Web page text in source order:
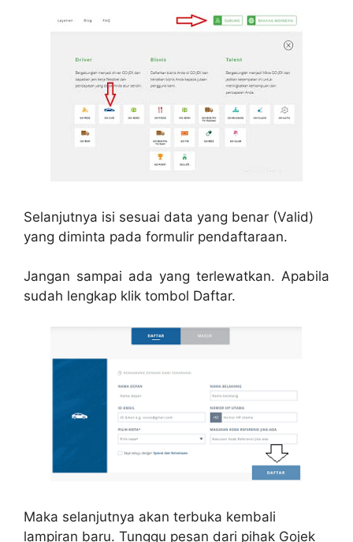
Selanjutnya isi sesuai data yang benar (Valid)
yang diminta pada formulir pendaftaraan.
Jangan sampai ada yang terlewatkan. Apabila
sudah lengkap klik tombol Daftar.
Maka selanjutnya akan terbuka kembali
lampiran baru. Tunggu pesan dari pihak Gojek